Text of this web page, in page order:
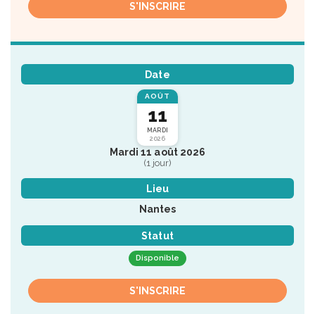
S'INSCRIRE
Date
AOÛT
11
MARDI
2026
Mardi 11 août 2026
(1 jour)
Lieu
Nantes
Statut
Disponible
S'INSCRIRE